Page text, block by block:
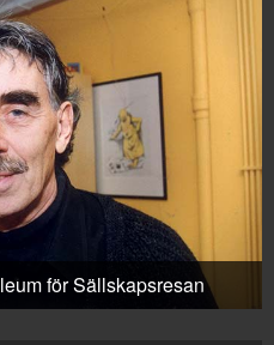
för Sällskapsresan